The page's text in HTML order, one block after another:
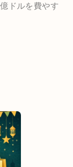
ドルを費やす